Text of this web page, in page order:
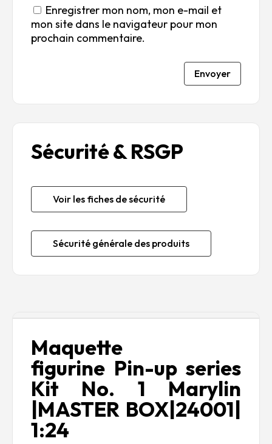
Enregistrer mon nom, mon e-mail et
mon site dans le navigateur pour mon
prochain commentaire.
Envoyer
Sécurité & RSGP
Voir les fiches de sécurité
Sécurité générale des produits
Maquette
figurine Pin-up series
Kit No. 1 Marylin
|MASTER BOX|24001|
1:24